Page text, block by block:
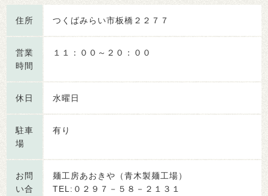
住所 つくばみらい市板橋２２７７
営業
時間
１１：００～２０：００
休日 水曜日
駐車
場
有り
お問
い合
麺工房あおきや（青木製麺工場）
TEL:０２９７－５８－２１３１